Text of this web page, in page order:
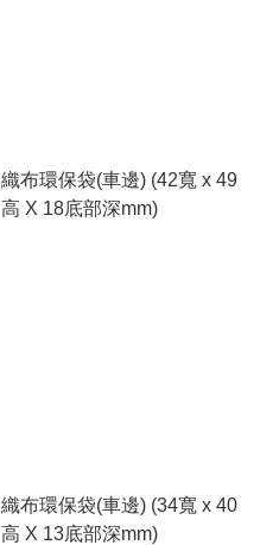
織布環保袋(車邊) (42寬 x 49
高 X 18底部深mm)
織布環保袋(車邊) (34寬 x 40
高 X 13底部深mm)